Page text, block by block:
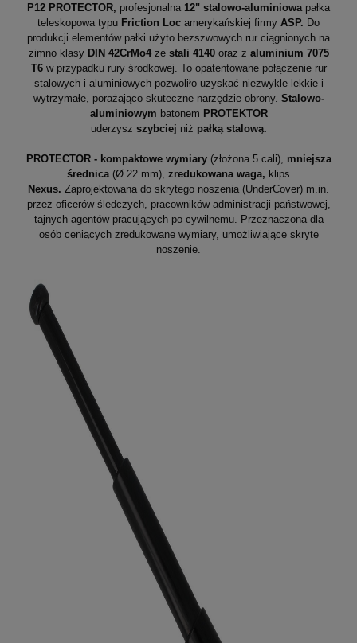
P12 PROTECTOR, profesjonalna 12" stalowo-aluminiowa pałka
teleskopowa typu Friction Loc amerykańskiej firmy ASP. Do
produkcji elementów pałki użyto bezszwowych rur ciągnionych na
zimno klasy DIN 42CrMo4ze stali 4140oraz z aluminium 7075
T6w przypadku rury środkowej. To opatentowane połączenie rur
stalowych i aluminiowych pozwoliło uzyskać niezwykle lekkie i
wytrzymałe, porażająco skuteczne narzędzie obrony. Stalowo-
aluminiowym batonem PROTEKTOR
uderzysz szybciej niż pałką stalową.
PROTECTOR - kompaktowe wymiary(złożona 5 cali), mniejsza
średnica (Ø 22 mm), zredukowana waga, klips
Nexus. Zaprojektowana do skrytego noszenia (UnderCover) m.in.
przez oficerów śledczych, pracowników administracji państwowej,
tajnych agentów pracujących po cywilnemu. Przeznaczona dla
osób ceniących zredukowane wymiary, umożliwiające skryte
noszenie.